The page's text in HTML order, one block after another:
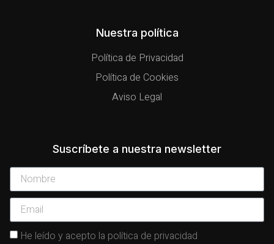
Nuestra política
Política de Privacidad
Política de Cookies
Aviso Legal
Suscríbete a nuestra newsletter
He leído y acepto la política de privacidad